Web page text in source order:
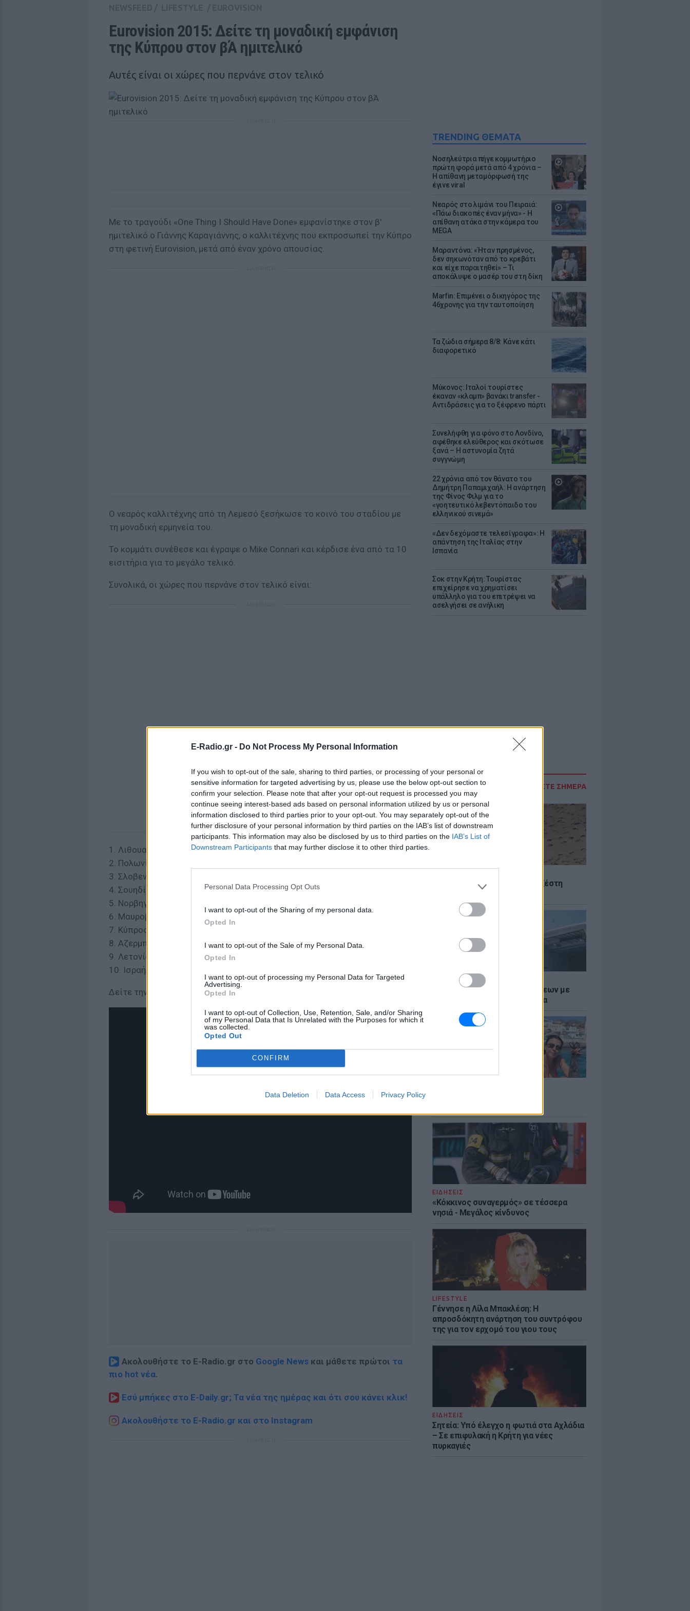
E-Radio.gr - Do Not Process My Personal Information
If you wish to opt-out of the sale, sharing to third parties, or processing of your personal or
sensitive information for targeted advertising by us, please use the below opt-out section to
confirm your selection. Please note that after your opt-out request is processed you may
continue seeing interest-based ads based on personal information utilized by us or personal
information disclosed to third parties prior to your opt-out. You may separately opt-out of the
further disclosure of your personal information by third parties on the IAB’s list of downstream
participants. This information may also be disclosed by us to third parties on the IAB’s List of
Downstream Participants that may further disclose it to other third parties.
Personal Data Processing Opt Outs
I want to opt-out of the Sharing of my personal data.
Opted In
I want to opt-out of the Sale of my Personal Data.
Opted In
I want to opt-out of processing my Personal Data for Targeted
Advertising.
Opted In
I want to opt-out of Collection, Use, Retention, Sale, and/or Sharing
of my Personal Data that Is Unrelated with the Purposes for which it
was collected.
Opted Out
CONFIRM
Data Deletion Data Access Privacy Policy
TRENDING ΘΕΜΑΤΑ
Νοσηλεύτρια πήγε κομμωτήριο
πρώτη φορά μετά από 4 χρόνια –
Η απίθανη μεταμόρφωσή της
έγινε viral
Νεαρός στο λιμάνι του Πειραιά:
«Πάω διακοπές έναν μήνα» - Η
απίθανη ατάκα στην κάμερα του
MEGA
Μαραντόνα: «Ήταν πρησμένος,
δεν σηκωνόταν από το κρεβάτι
και είχε παραιτηθεί» – Τι
αποκάλυψε ο μασέρ του στη δίκη
Marfin: Επιμένει ο δικηγόρος της
46χρονης για την ταυτοποίηση
Τα ζώδια σήμερα 8/8: Κάνε κάτι
διαφορετικό
Μύκονος: Ιταλοί τουρίστες
έκαναν «κλαμπ» βανάκι transfer -
Αντιδράσεις για το ξέφρενο πάρτι
Συνελήφθη για φόνο στο Λονδίνο,
αφέθηκε ελεύθερος και σκότωσε
ξανά – Η αστυνομία ζητά
συγγνώμη
22 χρόνια από τον θάνατο του
Δημήτρη Παπαμιχαήλ: Η ανάρτηση
της Φίνος Φιλμ για το
«γοητευτικό λεβεντόπαιδο του
ελληνικού σινεμά»
«Δεν δεχόμαστε τελεσίγραφα»: Η
απάντηση της Ιταλίας στην
Ισπανία
Σοκ στην Κρήτη: Τουρίστας
επιχείρησε να χρηματίσει
υπάλληλο για του επιτρέψει να
ασελγήσει σε ανήλικη
ΔΙΑΒΑΣΤΕ ΣΗΜΕΡΑ
Καιρός: Πού θα «χτυπήσει» η ζέστη
ΕΙΔΗΣΕΙΣ
Αύγουστος: Ρεκόρ Αναχωρήσεων με
56.000 Ταξιδιώτες στα Λιμάνια
ΕΙΔΗΣΕΙΣ
«Κόκκινος συναγερμός» σε τέσσερα
νησιά - Μεγάλος κίνδυνος
LIFESTYLE
Γέννησε η Λίλα Μπακλέση: Η
απροσδόκητη ανάρτηση του συντρόφου
της για τον ερχομό του γιου τους
ΕΙΔΗΣΕΙΣ
Σητεία: Υπό έλεγχο η φωτιά στα Αχλάδια
– Σε επιφυλακή η Κρήτη για νέες
πυρκαγιές
Eurovision 2015: Δείτε τη μοναδική εμφάνιση
της Κύπρου στον βΆ ημιτελικό
Αυτές είναι οι χώρες που περνάνε στον τελικό
Με το τραγούδι «One Thing I Should Have Done» εμφανίστηκε στον β'
ημιτελικό ο Γιάννης Καραγιάννης, ο καλλιτέχνης που εκπροσωπεί την Κύπρο
στη φετινή Eurovision, μετά από έναν χρόνο απουσίας.
Ο νεαρός καλλιτέχνης από τη Λεμεσό ξεσήκωσε το κοινό του σταδίου με
τη μοναδική ερμηνεία του.
Το κομμάτι συνέθεσε και έγραψε ο Mike Connari και κέρδισε ένα από τα 10
εισιτήρια για το μεγάλο τελικό.
Συνολικά, οι χώρες που περνάνε στον τελικό είναι:
1. Λιθουανία
2. Πολωνία
3. Σλοβενία
4. Σουηδία
5. Νορβηγία
6. Μαυροβούνιο
7. Κύπρος
8. Αζερμπαϊτζάν
9. Λετονία
10. Ισραήλ
Δείτε την εμφάνιση της Κύπρου:
Ακολουθήστε το E-Radio.gr στο Google News και μάθετε πρώτοι τα
πιο hot νέα.
Εσύ μπήκες στο E-Daily.gr; Τα νέα της ημέρας και ότι σου κάνει κλικ!
Ακολουθήστε το E-Radio.gr και στο Instagram